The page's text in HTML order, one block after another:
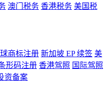
澳门税务 香港税务 美国税
商标注册 新加坡 EP 续签 美
形码注册 香港驾照 国际驾照
资备案